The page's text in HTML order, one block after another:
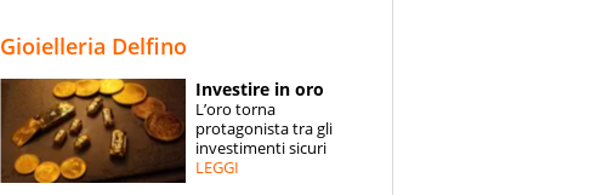
ESPERTI
CONTATTI
Gioielleria Delfino
Investire in oro
L’oro torna
protagonista tra gli
investimenti sicuri
LEGGI